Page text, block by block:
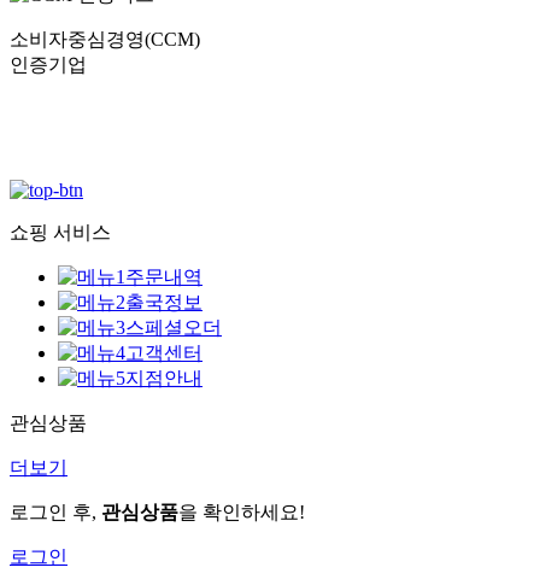
소비자중심경영(CCM)
인증기업
쇼핑 서비스
주문내역
출국정보
스페셜오더
고객센터
지점안내
관심상품
더보기
로그인 후, 관심상품을 확인하세요!
로그인